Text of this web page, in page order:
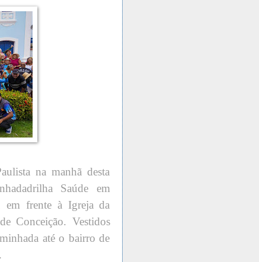
na manhã desta
Saúde em
em frente à Igreja da
Conceição. Vestidos
até o bairro de